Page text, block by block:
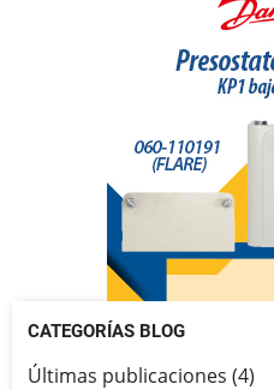
CATEGORÍAS BLOG
Últimas publicaciones (4)